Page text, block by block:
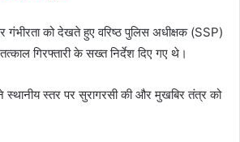
को देखते हुए वरिष्ठ पुलिस अधीक्षक (SSP)
तत्काल गिरफ्तारी के सख्त निर्देश दिए गए थे।
स्तर पर सुरागरसी की और मुखबिर तंत्र को